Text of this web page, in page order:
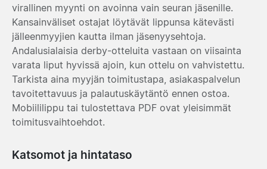
virallinen myynti on avoinna vain seuran jäsenille.
Kansainväliset ostajat löytävät lippunsa kätevästi
jälleenmyyjien kautta ilman jäsenyysehtoja.
Andalusialaisia derby-otteluita vastaan on viisainta
varata liput hyvissä ajoin, kun ottelu on vahvistettu.
Tarkista aina myyjän toimitustapa, asiakaspalvelun
tavoitettavuus ja palautuskäytäntö ennen ostoa.
Mobiililippu tai tulostettava PDF ovat yleisimmät
toimitusvaihtoehdot.
Katsomot ja hintataso